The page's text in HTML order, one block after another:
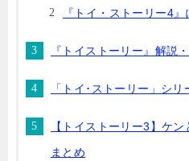
『トイ・ストーリー4
『トイストーリー』解説
「トイ･ストーリー」シ
【トイストーリー3】ケ
まとめ